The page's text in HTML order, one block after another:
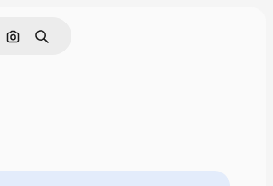
Cerca per immagine
Ricerca